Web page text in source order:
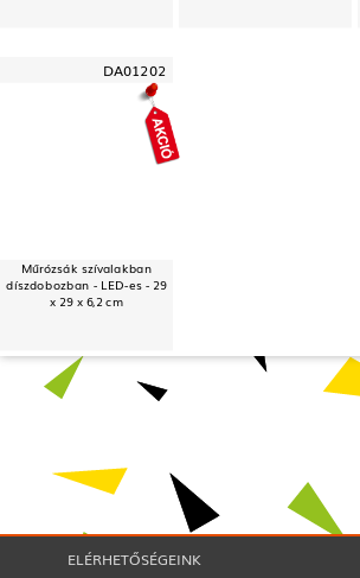
DA01202
Műrózsák szívalakban
díszdobozban - LED-es - 29
x 29 x 6,2 cm
ELÉRHETŐSÉGEINK